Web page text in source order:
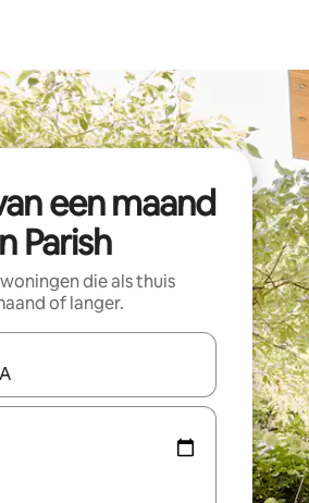
een maand
Parish
die als thuis
of langer.
beschikbaar zijn, maak je een keuze met